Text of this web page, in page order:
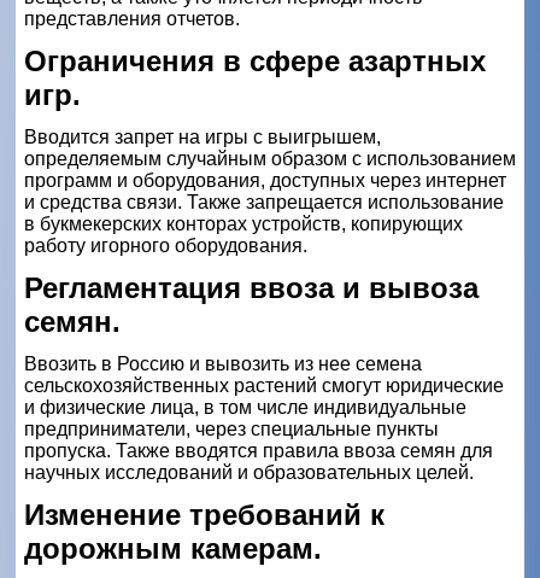
представления отчетов.
Ограничения в сфере азартных
игр.
Вводится запрет на игры с выигрышем,
определяемым случайным образом с использованием
программ и оборудования, доступных через интернет
и средства связи. Также запрещается использование
в букмекерских конторах устройств, копирующих
работу игорного оборудования.
Регламентация ввоза и вывоза
семян.
Ввозить в Россию и вывозить из нее семена
сельскохозяйственных растений смогут юридические
и физические лица, в том числе индивидуальные
предприниматели, через специальные пункты
пропуска. Также вводятся правила ввоза семян для
научных исследований и образовательных целей.
Изменение требований к
дорожным камерам.